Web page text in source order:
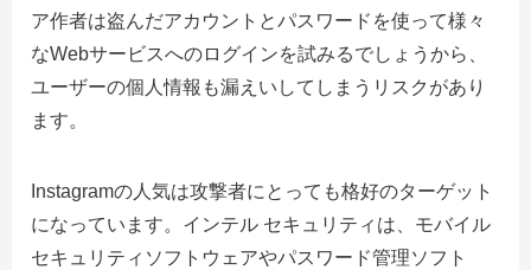
ア作者は盗んだアカウントとパスワードを使って様々
なWebサービスへのログインを試みるでしょうから、
ユーザーの個人情報も漏えいしてしまうリスクがあり
ます。
Instagramの人気は攻撃者にとっても格好のターゲット
になっています。インテル セキュリティは、モバイル
セキュリティソフトウェアやパスワード管理ソフト